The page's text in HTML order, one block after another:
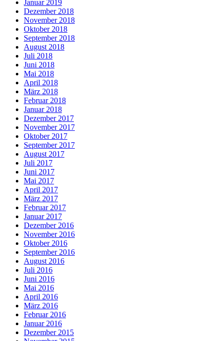
Januar 2019
Dezember 2018
November 2018
Oktober 2018
September 2018
August 2018
Juli 2018
Juni 2018
Mai 2018
April 2018
März 2018
Februar 2018
Januar 2018
Dezember 2017
November 2017
Oktober 2017
September 2017
August 2017
Juli 2017
Juni 2017
Mai 2017
April 2017
März 2017
Februar 2017
Januar 2017
Dezember 2016
November 2016
Oktober 2016
September 2016
August 2016
Juli 2016
Juni 2016
Mai 2016
April 2016
März 2016
Februar 2016
Januar 2016
Dezember 2015